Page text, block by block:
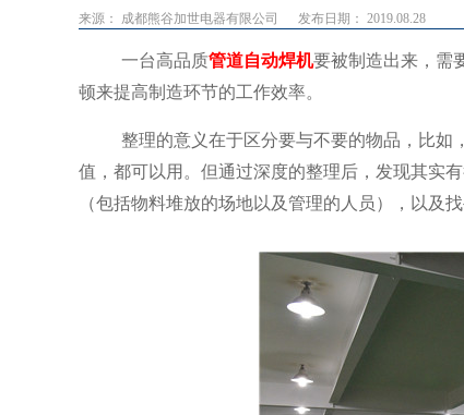
来源： 成都熊谷加世电器有限公司 发布日期： 2019.08.28
一台高品质管道自动焊机要被制造出来，需
顿来提高制造环节的工作效率。
整理的意义在于区分要与不要的物品，比如
值，都可以用。但通过深度的整理后，发现其实
（包括物料堆放的场地以及管理的人员），以及